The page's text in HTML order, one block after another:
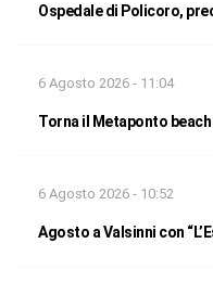
Ospedale di Policoro,
6 Agosto 2026 - 11:04
Torna il Metaponto
6 Agosto 2026 - 10:52
Agosto a Valsinni con